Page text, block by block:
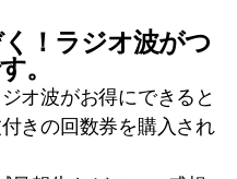
！ラジオ波がつ
。
オ波がお得にできると
きの回数券を購入され